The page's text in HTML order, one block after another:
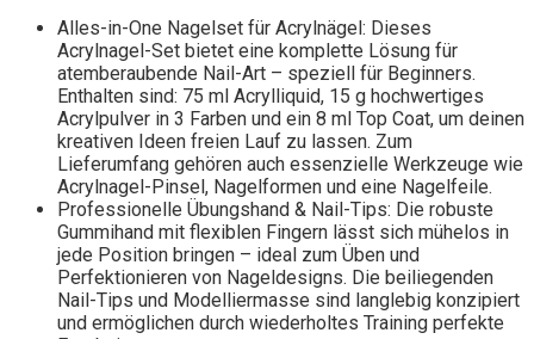
Alles-in-One Nagelset für Acrylnägel: Dieses
Acrylnagel-Set bietet eine komplette Lösung für
atemberaubende Nail-Art – speziell für Beginners.
Enthalten sind: 75 ml Acrylliquid, 15 g hochwertiges
Acrylpulver in 3 Farben und ein 8 ml Top Coat, um deinen
kreativen Ideen freien Lauf zu lassen. Zum
Lieferumfang gehören auch essenzielle Werkzeuge wie
Acrylnagel-Pinsel, Nagelformen und eine Nagelfeile.
Professionelle Übungshand & Nail-Tips: Die robuste
Gummihand mit flexiblen Fingern lässt sich mühelos in
jede Position bringen – ideal zum Üben und
Perfektionieren von Nageldesigns. Die beiliegenden
Nail-Tips und Modelliermasse sind langlebig konzipiert
und ermöglichen durch wiederholtes Training perfekte